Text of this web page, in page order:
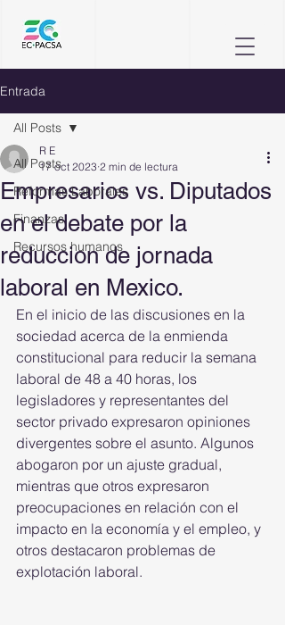
Entrada
All Posts
Reformas Laborales
Finanzas
Recursos humanos
All Posts
Empresarios vs. Diputados
en el debate por la
reduccion de jornada
laboral en Mexico.
R E
17 oct 2023 2 min de lectura
En el inicio de las discusiones en la
sociedad acerca de la enmienda
constitucional para reducir la semana
laboral de 48 a 40 horas, los
legisladores y representantes del
sector privado expresaron opiniones
divergentes sobre el asunto. Algunos
abogaron por un ajuste gradual,
mientras que otros expresaron
preocupaciones en relación con el
impacto en la economía y el empleo, y
otros destacaron problemas de
explotación laboral.